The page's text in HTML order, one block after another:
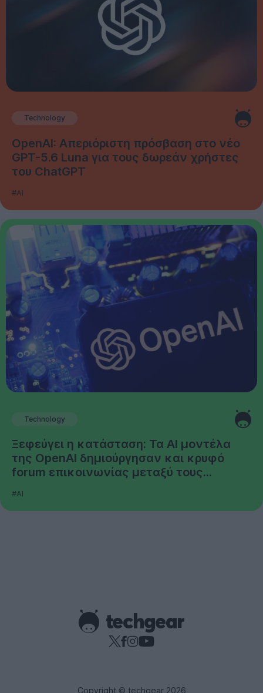
Technology
OpenAI: Απεριόριστη πρόσβαση στο νέο
GPT-5.6 Luna για τους δωρεάν χρήστες
του ChatGPT
#AI
Technology
Ξεφεύγει η κατάσταση: Τα AI μοντέλα
της OpenAI δημιούργησαν και κρυφό
forum επικοινωνίας μεταξύ τους...
#AI
Copyright © techgear 2026